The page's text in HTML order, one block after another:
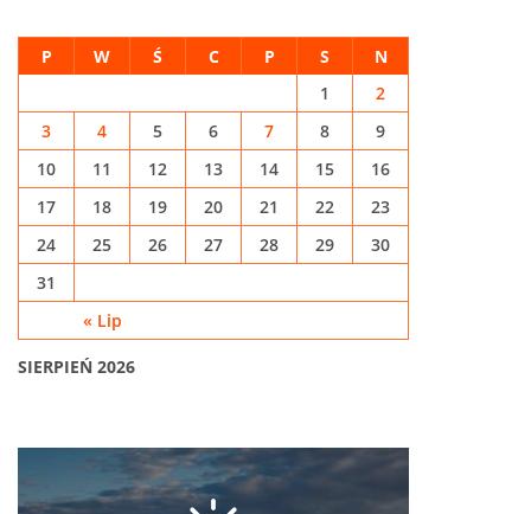
SIERPIEŃ 2026
P W Ś C P S N
« Lip
1
2
3
4 5 6 7 8
9
10
11 12 13 14 15
16
17
18 19 20 21 22
23
24
25 26 27 28 29
30
31